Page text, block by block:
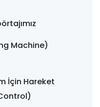
Machine)
İçin Hareket